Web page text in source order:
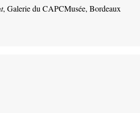
, Galerie du CAPCMusée, Bordeaux